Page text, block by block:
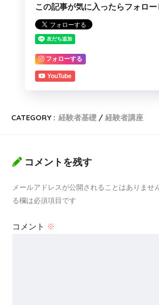
この記事が気に入ったらフォロー
フォローする
YouTube
CATEGORY : 経験者基礎 経験者講座
コメントを残す
メールアドレスが公開されることはありませ
る欄は必須項目です
コメント ※